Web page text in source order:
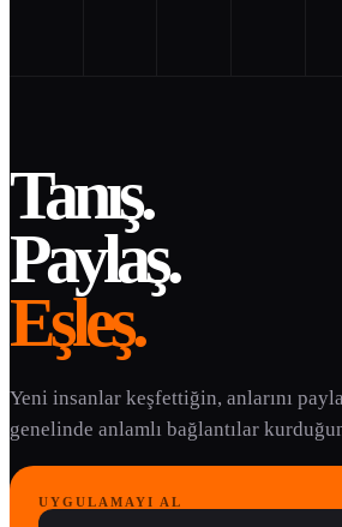
Tanış.
Paylaş.
Eşleş.
Yeni insanlar keşfettiğin, anlarını
genelinde anlamlı bağlantılar
UYGULAMAYI AL